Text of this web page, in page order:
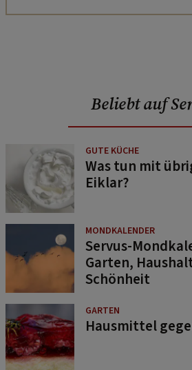
Beliebt auf
GUTE KÜCHE
Was tun mit
Eiklar?
MONDKALENDER
Servus-
Garten,
Schönheit
GARTEN
Hausmittel